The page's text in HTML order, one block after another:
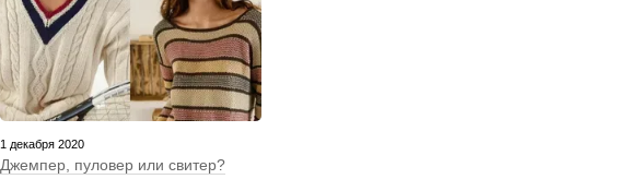
1 декабря 2020
Джемпер, пуловер или свитер?